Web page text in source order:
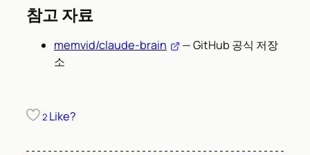
참고 자료
memvid/claude-brain
— GitHub 공식 저장
소
2 Like?